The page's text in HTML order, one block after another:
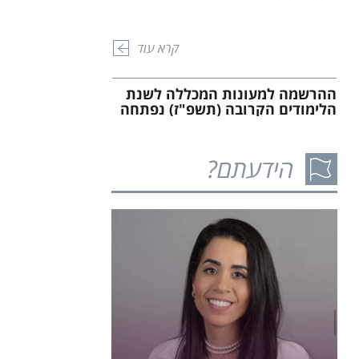
קרא עוד
ההרשמה למעונות המכללה לשנת
הלימודים הקרובה (תשפ"ז) נפתחה
זכויות והטבות למשרתים במילואים,
בני ובנות זוגם, מפונים, נפגעי
פעולות איבה במלחמה וכוחות
הביטחון האחרים
23.10.2025
המכללה האקדמית אשקלון מקדמת בברכת
ברוכים הבאים את תלמידיה המשרתים
במילואים במלחמה, בני ובנות זוגם,קרא עוד
הידעתם?